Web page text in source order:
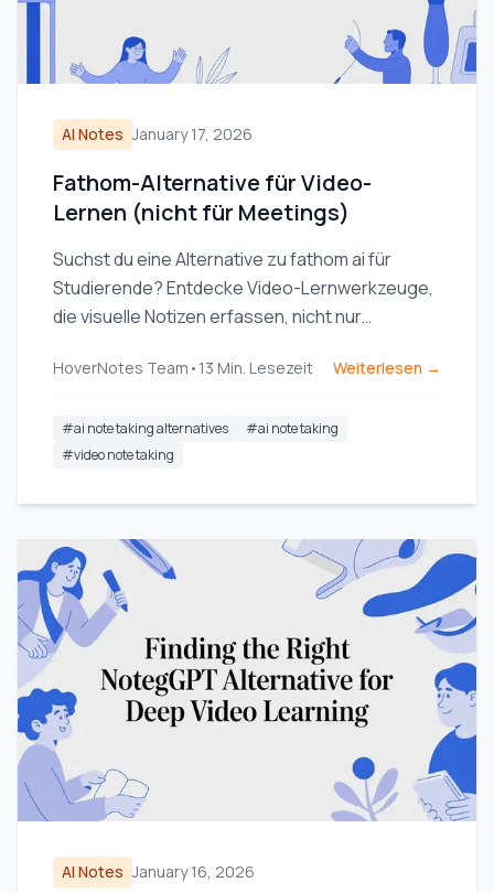
AI Notes January 17, 2026
Fathom-Alternative für Video-
Lernen (nicht für Meetings)
Suchst du eine Alternative zu fathom ai für
Studierende? Entdecke Video-Lernwerkzeuge,
die visuelle Notizen erfassen, nicht nur
HoverNotes Team • 13 Min. Lesezeit Weiterlesen →
#ai note taking alternatives #ai note taking
#video note taking
AI Notes January 16, 2026